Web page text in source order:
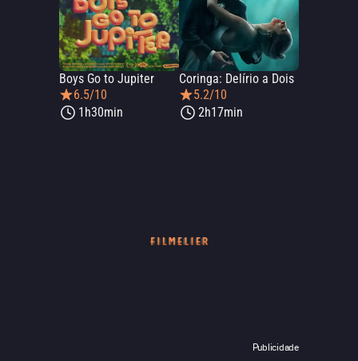
Boys Go to Jupiter
6.5/10
1h30min
Coringa: Delírio a Dois
5.2/10
2h17min
Publicidade